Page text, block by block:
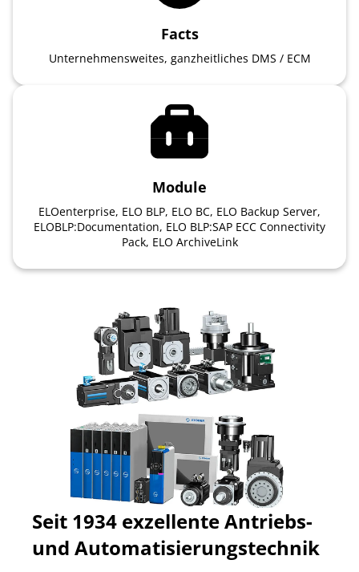
Facts
Unternehmensweites, ganzheitliches DMS / ECM
Module
ELOenterprise, ELO BLP, ELO BC, ELO Backup Server,
ELOBLP:Documentation, ELO BLP:SAP ECC Connectivity
Pack, ELO ArchiveLink
Seit 1934 exzellente Antriebs-
und Automatisierungstechnik